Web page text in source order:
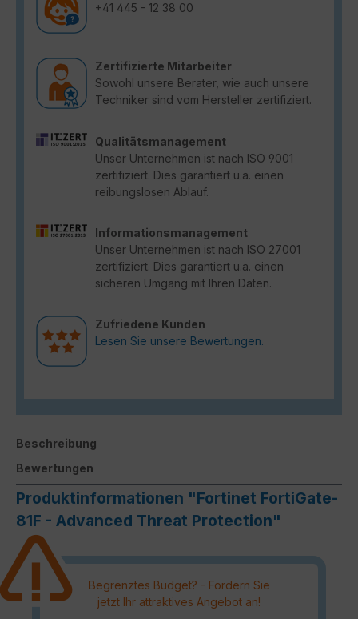
+41 445 - 12 38 00
Zertifizierte Mitarbeiter
Sowohl unsere Berater, wie auch unsere
Techniker sind vom Hersteller zertifiziert.
Qualitätsmanagement
Unser Unternehmen ist nach ISO 9001
zertifiziert. Dies garantiert u.a. einen
reibungslosen Ablauf.
Informationsmanagement
Unser Unternehmen ist nach ISO 27001
zertifiziert. Dies garantiert u.a. einen
sicheren Umgang mit Ihren Daten.
Zufriedene Kunden
Lesen Sie unsere Bewertungen.
Beschreibung
Bewertungen
Produktinformationen "Fortinet FortiGate-
81F - Advanced Threat Protection"
Begrenztes Budget? - Fordern Sie
jetzt Ihr attraktives Angebot an!